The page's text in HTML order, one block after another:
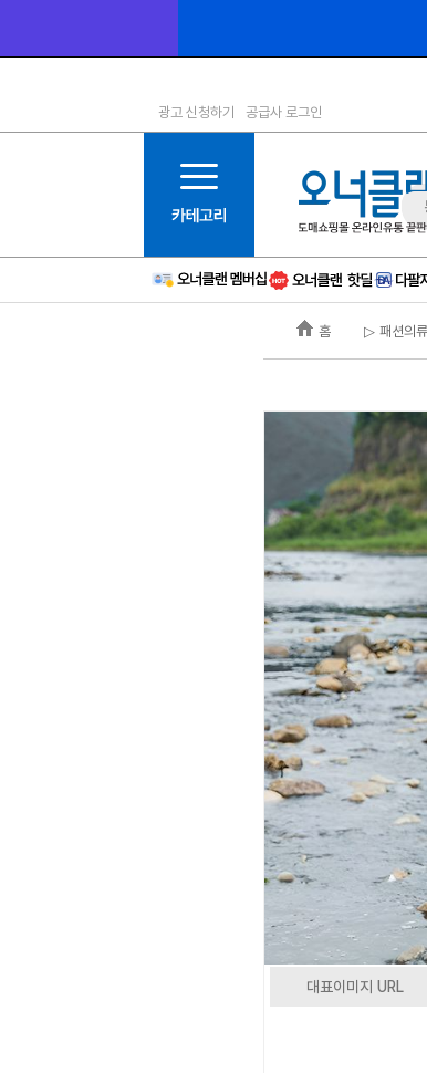
1등급
6등급
11등급
12등급
15등급
16등급
광고 신청하기 공급사 로그인
홈 ▷ 패션의류
대표이미지 URL